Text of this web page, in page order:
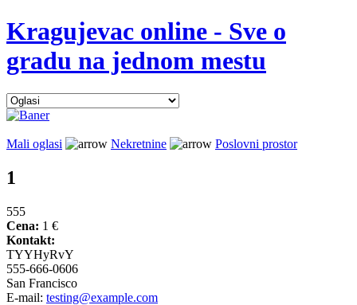
Kragujevac online - Sve o
gradu na jednom mestu
Mali oglasi Nekretnine Poslovni prostor
1
555
Cena: 1 €
Kontakt:
TYYHyRvY
555-666-0606
San Francisco
E-mail: testing@example.com